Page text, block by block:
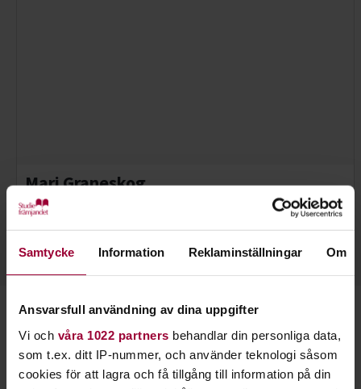
Samtycke Information Reklaminställningar Om
Ansvarsfull användning av dina uppgifter
Vi och våra 1022 partners behandlar din personliga data,
som t.ex. ditt IP-nummer, och använder teknologi såsom
cookies för att lagra och få tillgång till information på din
Mari Graneskog
Folkbildningsutvecklare Djur-Natur
Starta en studiecirkel!
Lär dig tillsammans med andra genom att starta en
studiecirkel hos Studiefrämjandet.